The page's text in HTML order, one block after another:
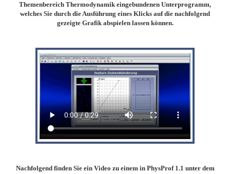
Themenbereich Thermodynamik eingebundenen Unterprogramm,
welches Sie durch die Ausführung eines Klicks auf die nachfolgend
gezeigte Grafik abspielen lassen können.
Nachfolgend finden Sie ein Video zu einem in PhysProf 1.1 unter dem